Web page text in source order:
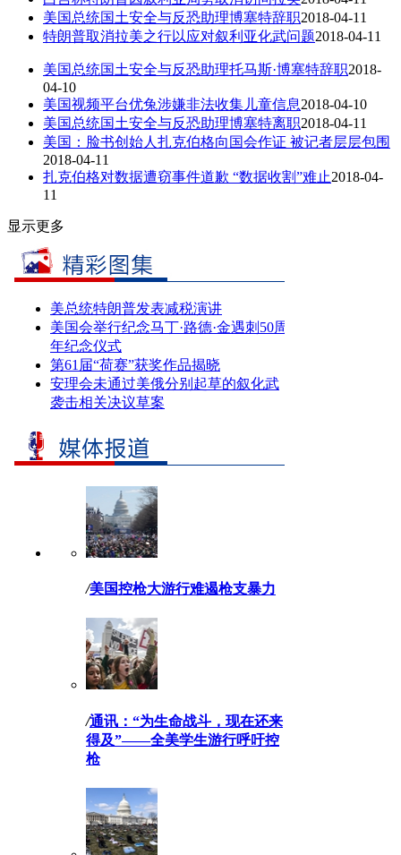
美国总统国土安全与反恐助理博塞特辞职2018-04-11
特朗普取消拉美之行以应对叙利亚化武问题2018-04-11
美国总统国土安全与反恐助理托马斯·博塞特辞职2018-
04-10
美国视频平台优兔涉嫌非法收集儿童信息2018-04-10
美国总统国土安全与反恐助理博塞特离职2018-04-11
美国：脸书创始人扎克伯格向国会作证 被记者层层包围
2018-04-11
扎克伯格对数据遭窃事件道歉 “数据收割”难止2018-04-
11
显示更多